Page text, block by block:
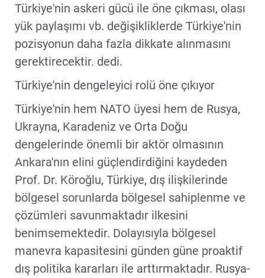
Türkiye'nin askeri gücü ile öne çıkması, olası
yük paylaşımı vb. değişikliklerde Türkiye'nin
pozisyonun daha fazla dikkate alınmasını
gerektirecektir. dedi.
Türkiye'nin dengeleyici rolü öne çıkıyor
Türkiye'nin hem NATO üyesi hem de Rusya,
Ukrayna, Karadeniz ve Orta Doğu
dengelerinde önemli bir aktör olmasının
Ankara'nın elini güçlendirdiğini kaydeden
Prof. Dr. Köroğlu, Türkiye, dış ilişkilerinde
bölgesel sorunlarda bölgesel sahiplenme ve
çözümleri savunmaktadır ilkesini
benimsemektedir. Dolayısıyla bölgesel
manevra kapasitesini günden güne proaktif
dış politika kararları ile arttırmaktadır. Rusya-